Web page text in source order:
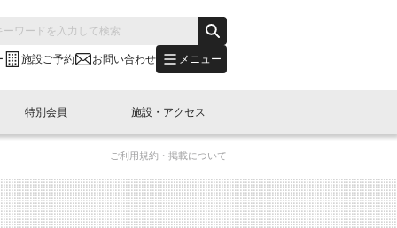
施設ご予約 お問い合わせ メニュー
別会員開催
"LINK-BioBAY TOKYO"？
(News Letter)
ュース・事業紹介
LINK-J WEST
容
特別会員
し込み
施設・アクセス
予約
ご利用規約・掲載について